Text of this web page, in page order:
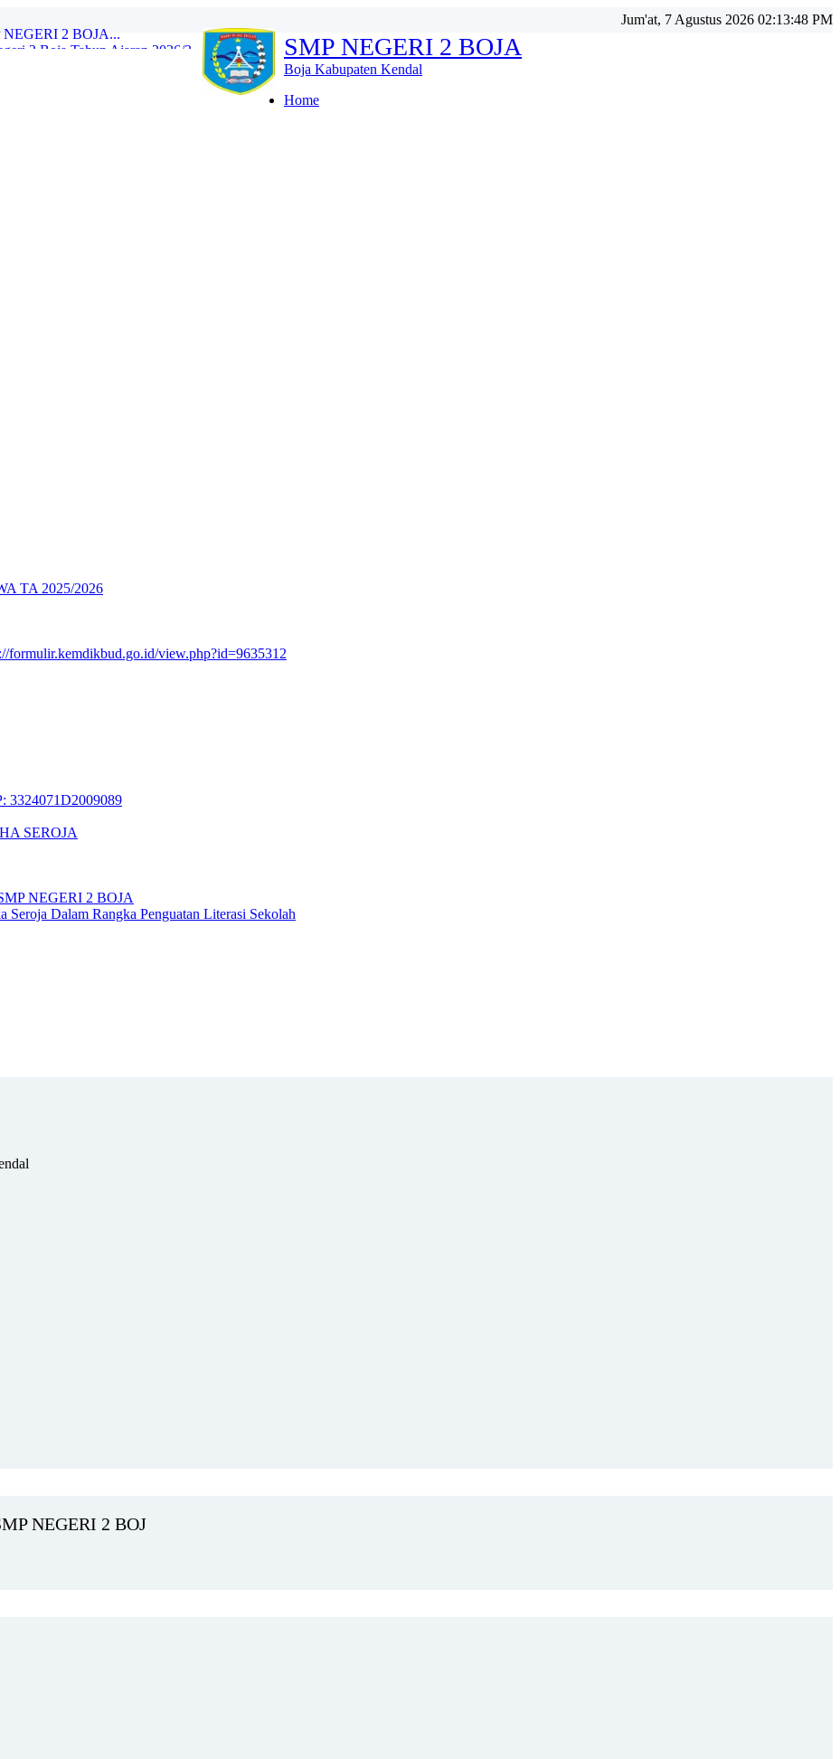
2 BOJA...
2 Boja Tahun Ajaran 2026/2...
Siswa Kelas IX Tahun Aja...
Tes Kompetensi Akademi...
2 BOJA...
Jum'at, 7 Agustus 2026 02:13:49 PM
SMP NEGERI 2 BOJA
Boja Kabupaten Kendal
Home
TA 2025/2026
formulir.kemdikbud.go.id/view.php?id=9635312
3324071D2009089
SEROJA
NEGERI 2 BOJA
Seroja Dalam Rangka Penguatan Literasi Sekolah
NEGERI 2 BOJ